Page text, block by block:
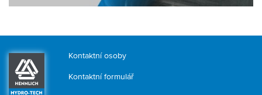
Kontaktní osoby
Kontaktní formulář